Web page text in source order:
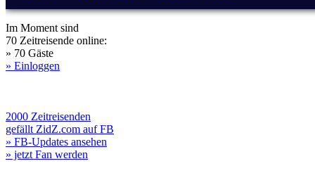
Im Moment sind
70 Zeitreisende online:
» 70 Gäste
» Einloggen
2000 Zeitreisenden
gefällt ZidZ.com auf FB
» FB-Updates ansehen
» jetzt Fan werden